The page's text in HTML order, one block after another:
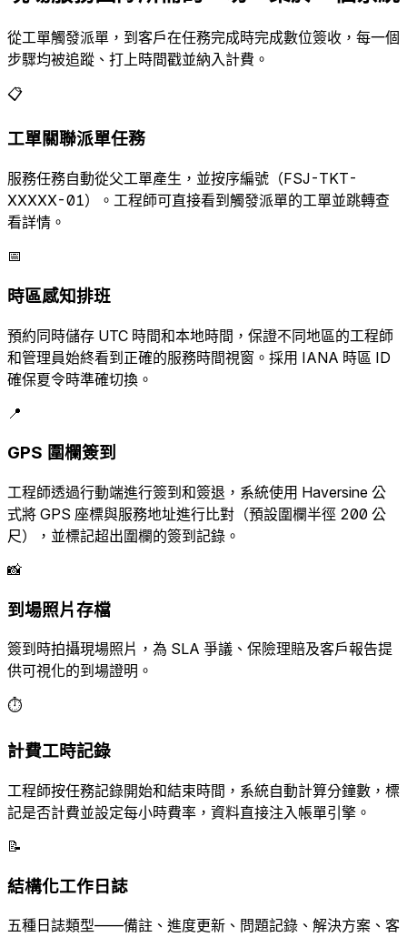
從工單觸發派單，到客戶在任務完成時完成數位簽收，每一個
步驟均被追蹤、打上時間戳並納入計費。
📋
工單關聯派單任務
服務任務自動從父工單產生，並按序編號（FSJ-TKT-
XXXXX-01）。工程師可直接看到觸發派單的工單並跳轉查
看詳情。
📅
時區感知排班
預約同時儲存 UTC 時間和本地時間，保證不同地區的工程師
和管理員始終看到正確的服務時間視窗。採用 IANA 時區 ID
確保夏令時準確切換。
📍
GPS 圍欄簽到
工程師透過行動端進行簽到和簽退，系統使用 Haversine 公
式將 GPS 座標與服務地址進行比對（預設圍欄半徑 200 公
尺），並標記超出圍欄的簽到記錄。
📸
到場照片存檔
簽到時拍攝現場照片，為 SLA 爭議、保險理賠及客戶報告提
供可視化的到場證明。
⏱️
計費工時記錄
工程師按任務記錄開始和結束時間，系統自動計算分鐘數，標
記是否計費並設定每小時費率，資料直接注入帳單引擎。
📝
結構化工作日誌
五種日誌類型——備註、進度更新、問題記錄、解決方案、客